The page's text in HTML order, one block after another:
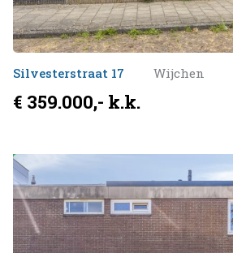
Silvesterstraat 17 Wijchen
€ 359.000,- k.k.
Beschikbaar